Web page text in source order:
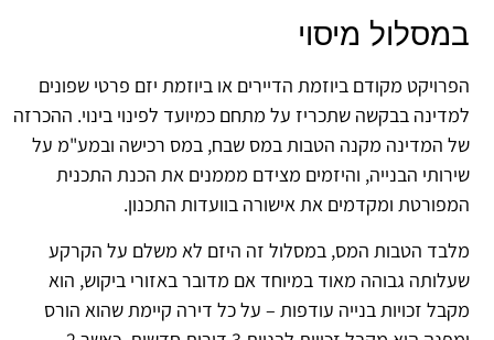
במסלול מיסוי
הפרויקט מקודם ביוזמת הדיירים או ביוזמת יזם פרטי שפונים
למדינה בבקשה שתכריז על מתחם כמיועד לפינוי בינוי. ההכרזה
של המדינה מקנה הטבות במס שבח, במס רכישה ובמע"מ על
שירותי הבנייה, והיזמים מצידם מממנים את הכנת התכנית
המפורטת ומקדמים את אישורה בוועדות התכנון.
מלבד הטבות המס, במסלול זה היזם לא משלם על הקרקע
שעלותה גבוהה מאוד במיוחד אם מדובר באזורי ביקוש, הוא
מקבל זכויות בנייה עודפות – על כל דירה קיימת שהוא הורס